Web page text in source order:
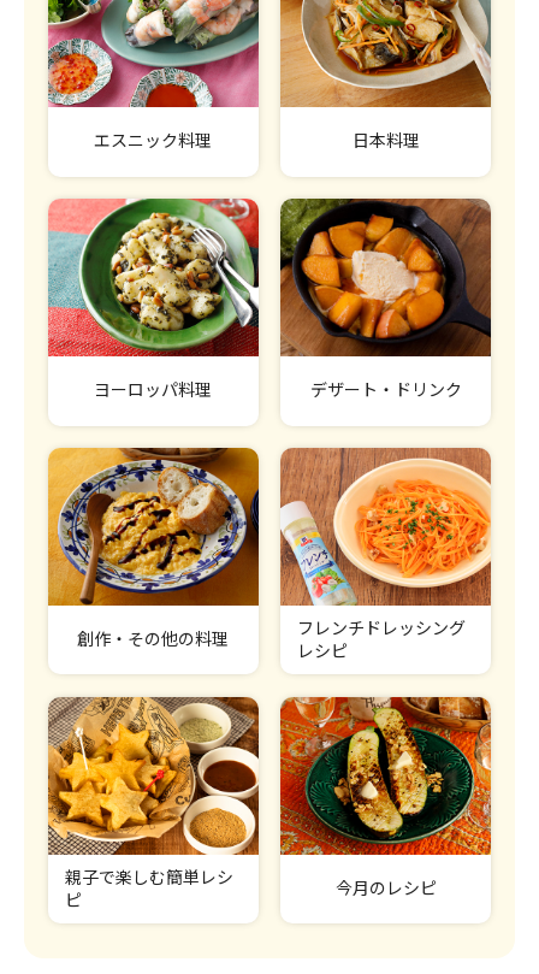
エスニック料理 日本料理
ヨーロッパ料理 デザート・ドリンク
創作・その他の料理
フレンチドレッシング
レシピ
親子で楽しむ簡単レシ
ピ
今月のレシピ